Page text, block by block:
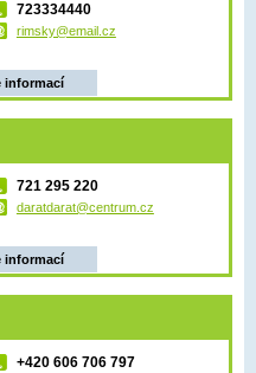
723334440
rimsky@email.cz
informací
721 295 220
daratdarat@centrum.cz
informací
+420 606 706 797